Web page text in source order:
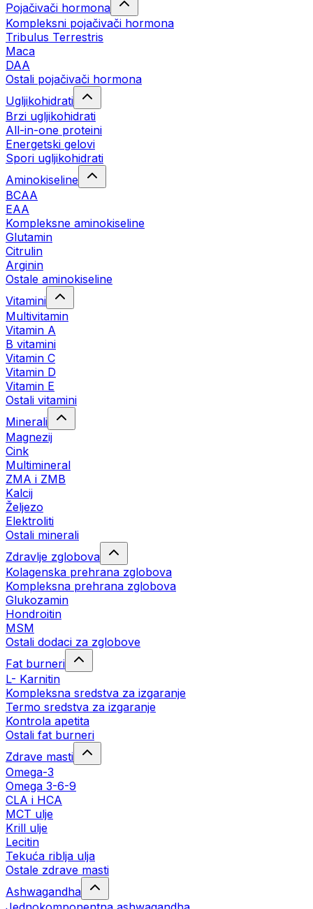
Pojačivači hormona
Kompleksni pojačivači hormona
Tribulus Terrestris
Maca
DAA
Ostali pojačivači hormona
Ugljikohidrati
Brzi ugljikohidrati
All-in-one proteini
Energetski gelovi
Spori ugljikohidrati
Aminokiseline
BCAA
EAA
Kompleksne aminokiseline
Glutamin
Citrulin
Arginin
Ostale aminokiseline
Vitamini
Multivitamin
Vitamin A
B vitamini
Vitamin C
Vitamin D
Vitamin E
Ostali vitamini
Minerali
Magnezij
Cink
Multimineral
ZMA i ZMB
Kalcij
Željezo
Elektroliti
Ostali minerali
Zdravlje zglobova
Kolagenska prehrana zglobova
Kompleksna prehrana zglobova
Glukozamin
Hondroitin
MSM
Ostali dodaci za zglobove
Fat burneri
L- Karnitin
Kompleksna sredstva za izgaranje
Termo sredstva za izgaranje
Kontrola apetita
Ostali fat burneri
Zdrave masti
Omega-3
Omega 3-6-9
CLA i HCA
MCT ulje
Krill ulje
Lecitin
Tekuća riblja ulja
Ostale zdrave masti
Ashwagandha